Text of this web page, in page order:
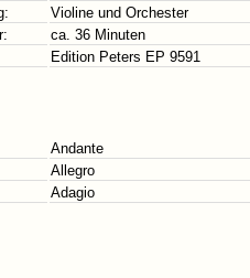
Violine und Orchester
ca. 36 Minuten
Edition Peters EP 9591
Andante
Allegro
Adagio